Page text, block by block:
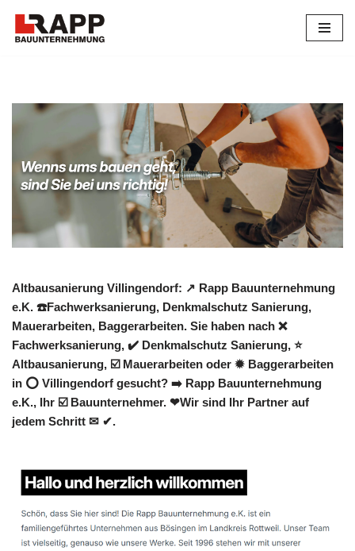
Zum
Altbausanierung Villingendorf: ↗️ Rapp Bauunternehmung
e.K. ☎️Fachwerksanierung, Denkmalschutz Sanierung,
Mauerarbeiten, Baggerarbeiten. Sie haben nach ❌
Fachwerksanierung, ✔️ Denkmalschutz Sanierung, ⭐
Altbausanierung, ☑️ Mauerarbeiten oder ✹ Baggerarbeiten
in ⭕ Villingendorf gesucht? ➡️ Rapp Bauunternehmung
e.K., Ihr ☑️ Bauunternehmer. ❤Wir sind Ihr Partner auf
jedem Schritt ✉ ✔.